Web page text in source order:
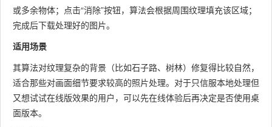
或多余物体；点击“消除”按钮，算法会根据周围纹理填充该区域；
完成后下载处理好的图片。
适用场景
其算法对纹理复杂的背景（比如石子路、树林）修复得比较自然，
适合那些对画面细节要求较高的照片处理。对于只信服本地处理但
又想试试在线版效果的用户，可以先在线体验后再决定是否使用桌
面版本。